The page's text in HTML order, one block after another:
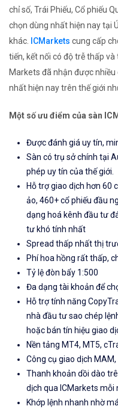
chỉ số, Trái Phiếu, Cổ phiếu
chọn dùng nhất hiện nay tại
khác. ICMarkets cung cấp
tiến, kết nối có độ trễ thấp
Markets đã nhận được
nhất hiện nay trên thế giới
Một số ưu điểm của sàn
Được đánh giá uy tín,
Sàn có trụ sở chính tại
phép uy tín của thế giới.
Hỗ trợ giao dịch hơn 60
ảo, 460+ cổ phiếu đầu
dạng hoá kênh đầu tư
tư khó tính nhất
Spread thấp nhất thị
Phí hoa hồng rất thấp,
Tỷ lệ đòn bẩy 1:500
Đa dạng tài khoản để
Hỗ trợ tính năng
nhà đầu tư sao chép
hoặc bán tín hiệu giao
Nền tảng MT4, MT5,
Công cụ giao dịch MAM,
Thanh khoản dồi dào
dịch qua ICMarkets mỗi
Khớp lệnh nhanh nhờ